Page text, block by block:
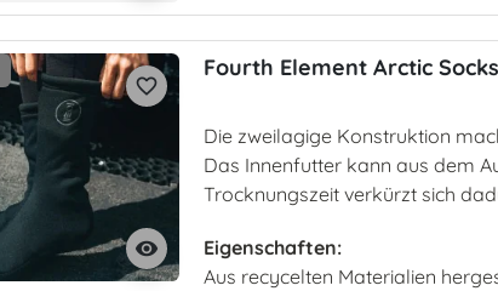
visibility
favorite_border
Fourth Element Arctic Socks
Die zweilagige Konstruktion
Das Innenfutter kann aus dem
Trocknungszeit verkürzt sich
Eigenschaften:
Aus recycelten Materialien